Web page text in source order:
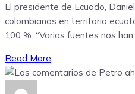
El presidente de Ecuado,
colombianos en territorio
100 %. “Varias fuentes nos
Read More